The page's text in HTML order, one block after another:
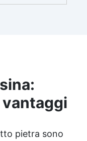
condizione.
pietra sono